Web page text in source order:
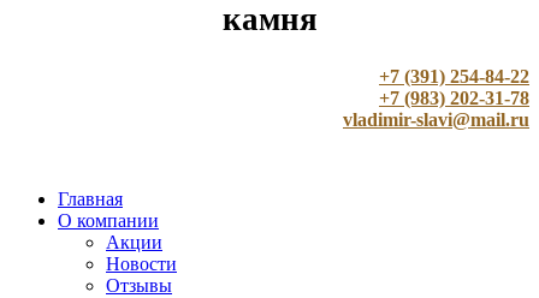
камня
+7 (391) 254-84-22
+7 (983) 202-31-78
vladimir-slavi@mail.ru
Главная
О компании
Акции
Новости
Отзывы